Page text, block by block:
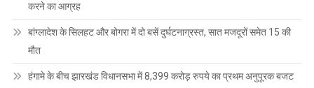
करने का आग्रह
बांग्लादेश के सिलहट और बोगरा में दो बसें दुर्घटनाग्रस्त, सात मजदूरों समेत 15 की
मौत
हंगामे के बीच झारखंड विधानसभा में 8,399 करोड़ रुपये का प्रथम अनुपूरक बजट